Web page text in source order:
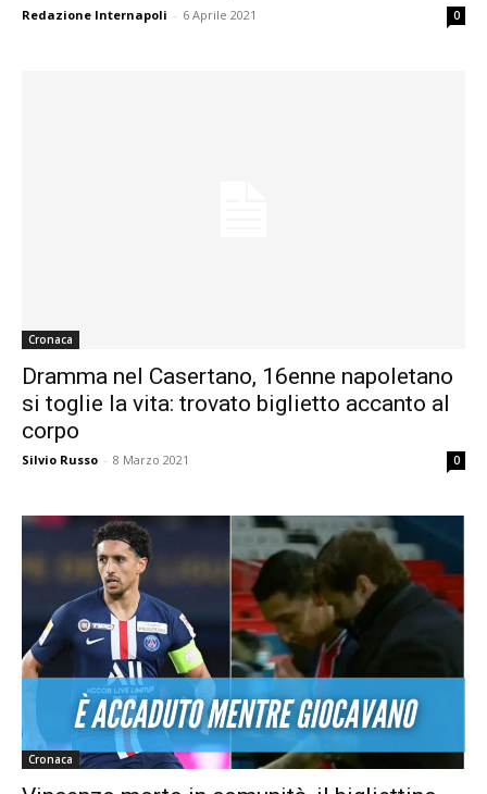
Redazione Internapoli - 6 Aprile 2021 0
Cronaca
Dramma nel Casertano, 16enne napoletano
si toglie la vita: trovato biglietto accanto al
corpo
Silvio Russo - 8 Marzo 2021 0
Cronaca